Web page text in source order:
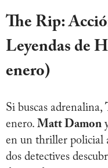
The Rip:
Leyendas de
enero)
Si buscas adrenalina,
enero. Matt Damon
en un thriller policial
dos detectives